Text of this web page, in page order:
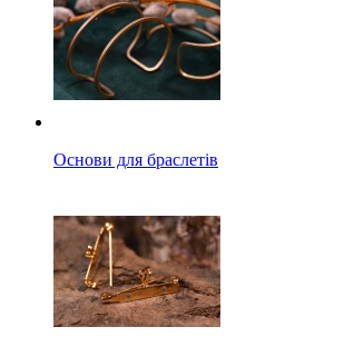
Основи для браслетів